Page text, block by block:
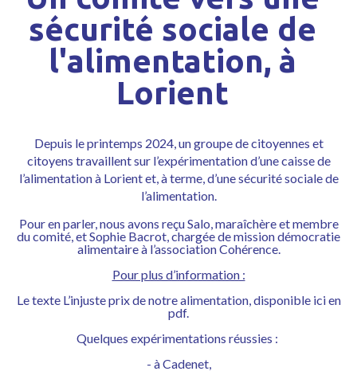
sécurité sociale de
l'alimentation, à
Lorient
Depuis le printemps 2024, un groupe de citoyennes et
citoyens travaillent sur l’expérimentation d’une caisse de
l’alimentation à Lorientet, à terme, d’une sécurité sociale de
l’alimentation.
Pour en parler, nous avons reçu Salo, maraîchère et membre
du comité, et Sophie Bacrot, chargée de mission démocratie
alimentaire à l’association Cohérence.
Pour plus d’information :
Le texte L’injuste prix de notre alimentation, disponibleici en
pdf.
Quelques expérimentations réussies :
- àCadenet,